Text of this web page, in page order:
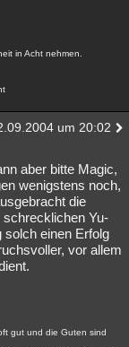
in Acht nehmen.
um 20:02
aber bitte Magic,
wenigstens noch,
die
Yu-
einen Erfolg
vor allem
gut und die Guten sind